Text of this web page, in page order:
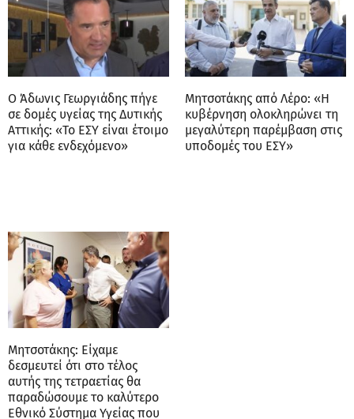
Ο Άδωνις Γεωργιάδης πήγε
σε δομές υγείας της Δυτικής
Αττικής: «Το ΕΣΥ είναι έτοιμο
για κάθε ενδεχόμενο»
Μητσοτάκης από Λέρο: «Η
κυβέρνηση ολοκληρώνει τη
μεγαλύτερη παρέμβαση στις
υποδομές του ΕΣΥ»
Μητσοτάκης: Είχαμε
δεσμευτεί ότι στο τέλος
αυτής της τετραετίας θα
παραδώσουμε το καλύτερο
Εθνικό Σύστημα Υγείας που